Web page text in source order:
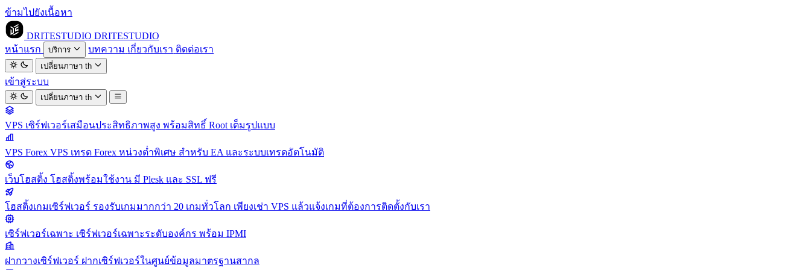
ข้ามไปยังเนื้อหา
DRITESTUDIO DRITESTUDIO
หน้าแรก
บริการ บทความ เกี่ยวกับเรา ติดต่อเรา
เปลี่ยนภาษาth
เข้าสู่ระบบ
เปลี่ยนภาษาth
VPS เซิร์ฟเวอร์เสมือนประสิทธิภาพสูง พร้อมสิทธิ์ Root เต็มรูปแบบ
VPS Forex VPS เทรด Forex หน่วงต่ำพิเศษ สำหรับ EA และระบบเทรดอัตโนมัติ
เว็บโฮสติ้ง โฮสติ้งพร้อมใช้งาน มี Plesk และ SSL ฟรี
โฮสติ้งเกมเซิร์ฟเวอร์ รองรับเกมมากกว่า 20 เกมทั่วโลก เพียงเช่า VPS แล้วแจ้งเกมที่ต้องการติดตั้งกับเรา
เซิร์ฟเวอร์เฉพาะ เซิร์ฟเวอร์เฉพาะระดับองค์กร พร้อม IPMI
ฝากวางเซิร์ฟเวอร์ ฝากเซิร์ฟเวอร์ในศูนย์ข้อมูลมาตรฐานสากล